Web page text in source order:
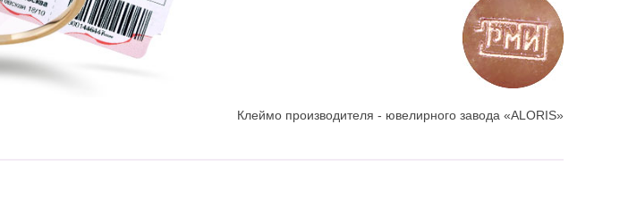
Клеймо производителя - ювелирного завода «ALORIS»